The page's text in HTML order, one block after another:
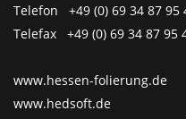
Telefon +49 (0) 69 34 87 95
Telefax +49 (0) 69 34 87 95
www.hessen-folierung.de
www.hedsoft.de